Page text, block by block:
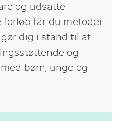
og udsatte
forløb får du metoder
dig i stand til at
og
børn, unge og